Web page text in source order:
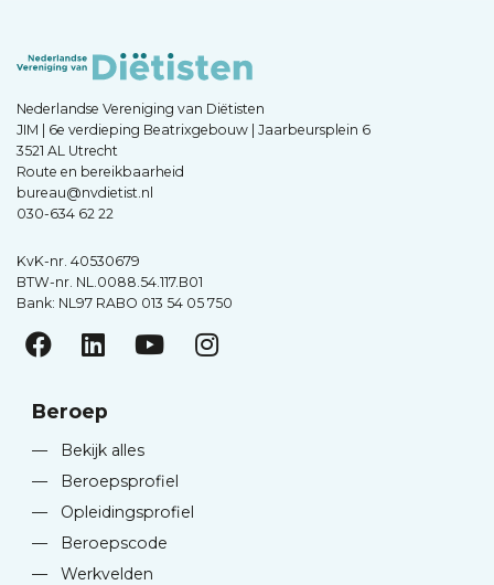
Nederlandse Vereniging van Diëtisten
JIM | 6e verdieping Beatrixgebouw | Jaarbeursplein 6
3521 AL Utrecht
Route en bereikbaarheid
bureau@nvdietist.nl
030-634 62 22
KvK-nr. 40530679
BTW-nr. NL.0088.54.117.B01
Bank: NL97 RABO 013 54 05 750
Beroep
—
Bekijk alles
—
Beroepsprofiel
—
Opleidingsprofiel
—
Beroepscode
—
Werkvelden